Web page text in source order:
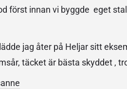
först innan vi byggde eget
jag åter på Heljar sitt
täcket är bästa skyddet ,